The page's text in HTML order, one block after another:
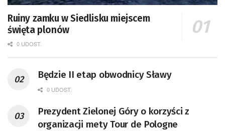
Ruiny zamku w Siedlisku miejscem
święta plonów
0 UDOST.
Będzie II etap obwodnicy Sławy
0 UDOST.
Prezydent Zielonej Góry o korzyści z
organizacji mety Tour de Pologne